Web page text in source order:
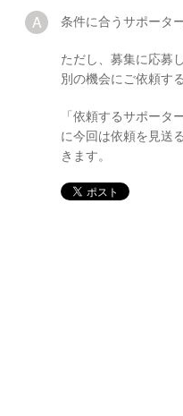
条件に合うサポータ
ただし、募集に応募
別の機会にご依頼す
「依頼するサポー
に今回は依頼を見送
きます。